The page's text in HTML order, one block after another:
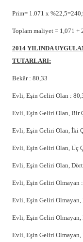
Prim= 1.071 x
Toplam maliyet = 1,071 +
2014 YILINDA
TUTARLARI:
Bekâr : 80,33
Evli, Eşin Geliri Olan :
Evli, Eşin Geliri Olan, Bir
Evli, Eşin Geliri Olan, İki
Evli, Eşin Geliri Olan, Üç
Evli, Eşin Geliri Olan,
Evli, Eşin Geliri Olmayan
Evli, Eşin Geliri
Evli, Eşin Geliri
Evli, Eşin Geliri Olmayan,